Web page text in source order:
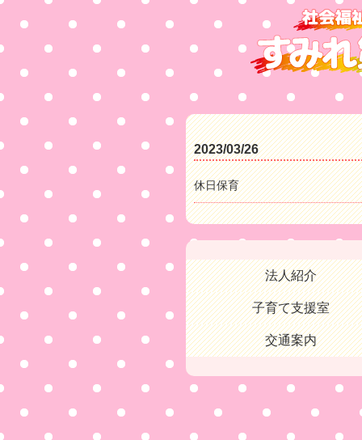
2023/03/26
休日保育
法人紹介
子育て支援室
交通案内